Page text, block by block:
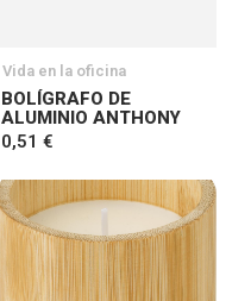
Vida en la oficina
BOLÍGRAFO DE
ALUMINIO ANTHONY
0,51 €